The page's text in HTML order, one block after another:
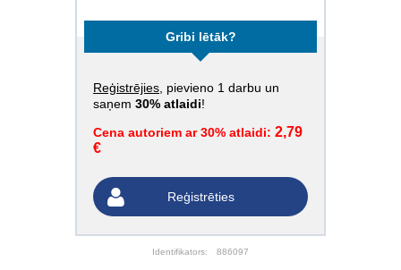
Gribi lētāk?
Reģistrējies , pievieno 1 darbu un
saņem 30% atlaidi!
Cena autoriem ar 30% atlaidi: 2,79
€
Reģistrēties
Identifikators: 886097